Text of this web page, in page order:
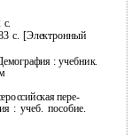
с. [Электронный
: учебник.
пере-
: учеб. пособие.